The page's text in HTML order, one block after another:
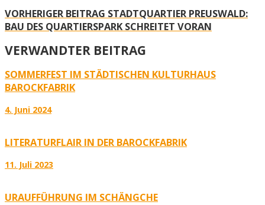
VORHERIGER BEITRAG STADTQUARTIER PREUSWALD:
BAU DES QUARTIERSPARK SCHREITET VORAN
VERWANDTER BEITRAG
SOMMERFEST IM STÄDTISCHEN KULTURHAUS
BAROCKFABRIK
4. Juni 2024
LITERATURFLAIR IN DER BAROCKFABRIK
11. Juli 2023
URAUFFÜHRUNG IM SCHÄNGCHE